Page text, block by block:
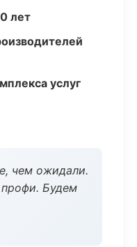
лет
услуг
чем ожидали.
Будем